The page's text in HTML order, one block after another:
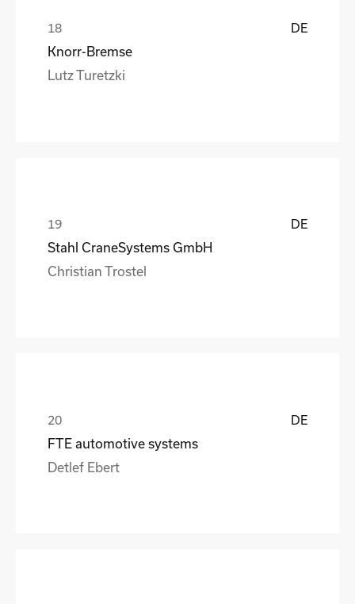
DE
Knorr-Bremse
Lutz Turetzki
DE
Stahl CraneSystems GmbH
Christian Trostel
DE
FTE automotive systems
Detlef Ebert